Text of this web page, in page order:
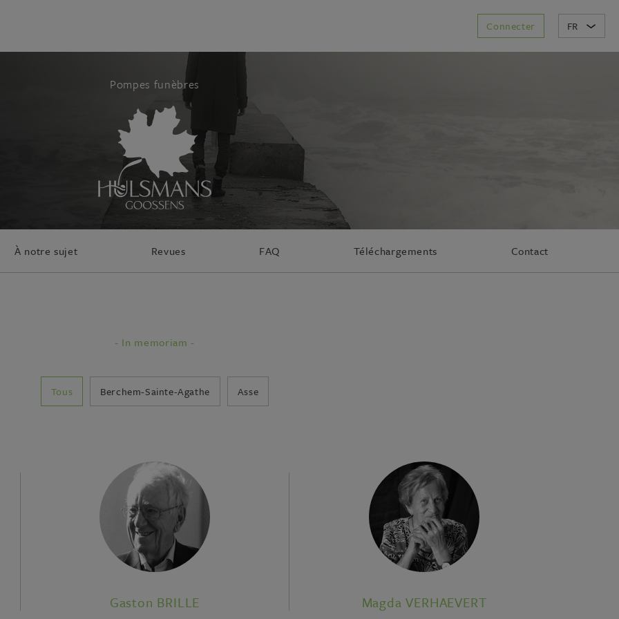
Connecter FR
Pompes funèbres
À notre sujet Revues FAQ Téléchargements Contact
- In memoriam -
Tous Berchem-Sainte-Agathe Asse
Gaston BRILLE Magda VERHAEVERT